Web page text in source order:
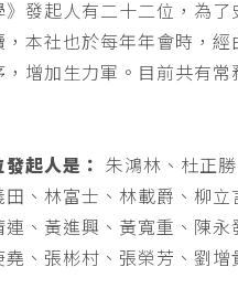
》發起人有二十二位，為
，本社也於每年年會時，
，增加生力軍。目前共有
起人是：
朱鴻林、杜正
田、林富士、林載爵、柳
連、黃進興、黃寬重、陳
堯、張彬村、張榮芳、劉增